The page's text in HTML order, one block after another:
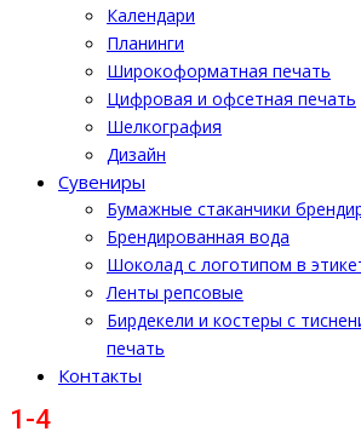
Календари
Планинги
Широкоформатная печать
Цифровая и офсетная печать
Шелкография
Дизайн
Cувениры
Бумажные стаканчики
Брендированная вода
Шоколад с логотипом в
Ленты репсовые
Бирдекели и костеры с
печать
Контакты
1-4